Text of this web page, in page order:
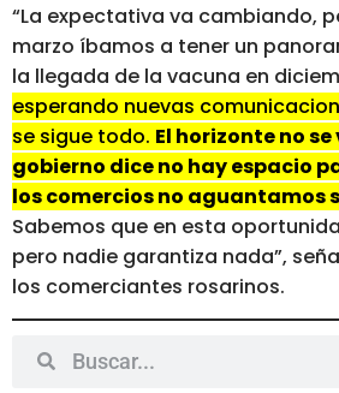
“La expectativa va cambiando,
marzo íbamos a tener un
la llegada de la vacuna en
esperando nuevas
se sigue todo. El horizonte no
gobierno dice no hay espacio
los comercios no aguantamos
Sabemos que en esta
pero nadie garantiza nada”,
los comerciantes rosarinos.